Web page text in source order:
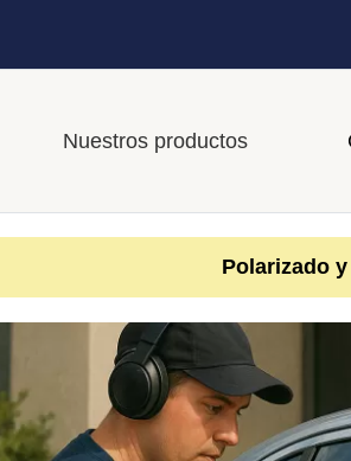
Nuestros productos
Polarizado